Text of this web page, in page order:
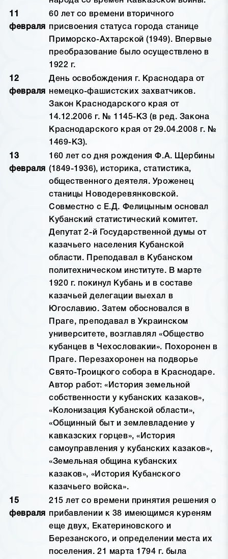
11
февраля
60 лет со времени вторичного
присвоения статуса города станице
Приморско-Ахтарской (1949). Впервые
преобразование было осуществлено в
1922 г.
12
февраля
День освобождения г. Краснодара от
немецко-фашистских захватчиков.
Закон Краснодарского края от
14.12.2006 г. № 1145-КЗ (в ред. Закона
Краснодарского края от 29.04.2008 г. №
1469-КЗ).
13
февраля
160 лет со дня рождения Ф.А. Щербины
(1849-1936), историка, статистика,
общественного деятеля. Уроженец
станицы Новодеревянковской.
Совместно с Е.Д. Фелицыным основал
Кубанский статистический комитет.
Депутат 2-й Государственной думы от
казачьего населения Кубанской
области. Преподавал в Кубанском
политехническом институте. В марте
1920 г. покинул Кубань и в составе
казачьей делегации выехал в
Югославию. Затем обосновался в
Праге, преподавал в Украинском
университете, возглавлял «Общество
кубанцев в Чехословакии». Похоронен в
Праге. Перезахоронен на подворье
Свято-Троицкого собора в Краснодаре.
Автор работ: «История земельной
собственности у кубанских казаков»,
«Колонизация Кубанской области»,
«Общинный быт и землевладение у
кавказских горцев», «История
самоуправления у кубанских казаков»,
«Земельная община кубанских
казаков», «История Кубанского
казачьего войска».
15
февраля
215 лет со времени принятия решения о
прибавлении к 38 имеющимся куреням
еще двух, Екатериновского и
Березанского, и определении места их
поселения. 21 марта 1794 г. была